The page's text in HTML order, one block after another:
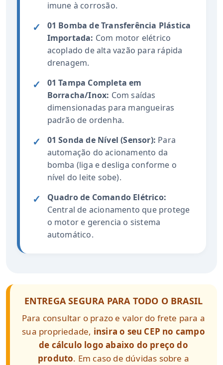
imune à corrosão.
✓
01 Bomba de Transferência Plástica
Importada: Com motor elétrico
acoplado de alta vazão para rápida
drenagem.
✓
01 Tampa Completa em
Borracha/Inox: Com saídas
dimensionadas para mangueiras
padrão de ordenha.
✓ 01 Sonda de Nível (Sensor): Para
automação do acionamento da
bomba (liga e desliga conforme o
nível do leite sobe).
✓
Quadro de Comando Elétrico:
Central de acionamento que protege
o motor e gerencia o sistema
automático.
ENTREGA SEGURA PARA TODO O BRASIL
Para consultar o prazo e valor do frete para a
sua propriedade, insira o seu CEP no campo
de cálculo logo abaixo do preço do
produto. Em caso de dúvidas sobre a